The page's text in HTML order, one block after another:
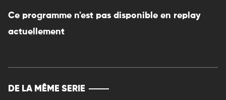
Ce programme n'est pas disponible en replay
actuellement
DE LA MÊME SERIE